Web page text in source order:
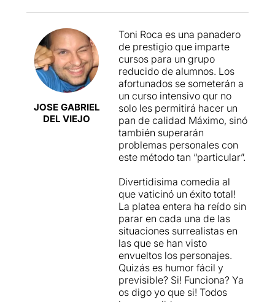
JOSE GABRIEL
DEL VIEJO
Toni Roca es una panadero
de prestigio que imparte
cursos para un grupo
reducido de alumnos. Los
afortunados se someterán a
un curso intensivo qur no
solo les permitirá hacer un
pan de calidad Máximo, sinó
también superarán
problemas personales con
este método tan “particular”.
Divertidisima comedia al
que vaticinó un éxito total!
La platea entera ha reído sin
parar en cada una de las
situaciones surrealistas en
las que se han visto
envueltos los personajes.
Quizás es humor fácil y
previsible? Si! Funciona? Ya
os digo yo que si! Todos